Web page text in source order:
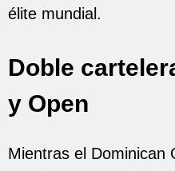
élite mundial.
Doble
y Open
Mientras el Dominican